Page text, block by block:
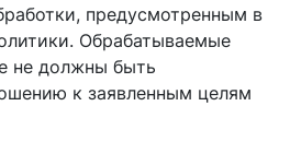
предусмотренным в
Обрабатываемые
не должны быть
к заявленным целям